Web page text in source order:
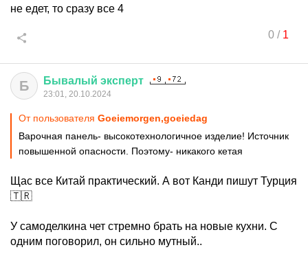
не едет, то сразу все 4
0/ 1
Б Бывалый эксперт
23:01, 20.10.2024
От пользователя Goeiemorgen,goeiedag
Варочная панель- высокотехнологичное изделие! Источник
повышенной опасности. Поэтому- никакого кетая
Щас все Китай практический. А вот Канди пишут Турция
🇹🇷
У самоделкина чет стремно брать на новые кухни. С
одним поговорил, он сильно мутный..